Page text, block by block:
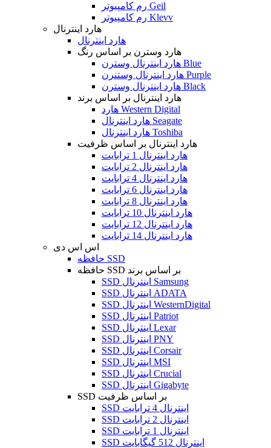
رم کامپیوتر Geil
رم کامپیوتر Klevv
هارد اینترنال
هارد اینترنال
هارد وسترن بر اساس رنگ
هارد اینترنال وسترن Blue
هارد اینترنال وستنرن Purple
هارد اینترنال وسترن Black
هارد اینترنال بر اساس برند
هارد Western Digital
هارد اینترنال Seagate
هارد اینترنال Toshiba
هارد اینترنال بر اساس ظرفیت
هارد اینترنال 1 ترابایت
هارد اینترنال 2 ترابایت
هارد اینترنال 4 ترابایت
هارد اینترنال 6 ترابایت
هارد اینترنال 8 ترابایت
هارد اینترنال 10 ترابایت
هارد اینترنال 12 ترابایت
هارد اینترنال 14 ترابایت
اس اس دی
حافظه SSD
حافظه SSD بر اساس برند
SSD اینترنال Samsung
SSD اینترنال ADATA
SSD اینترنال WesternDigital
SSD اینترنال Patriot
SSD اینترنال Lexar
SSD اینترنال PNY
SSD اینترنال Corsair
SSD اینترنال MSI
SSD اینترنال Crucial
SSD اینترنال Gigabyte
SSD بر اساس ظرفیت
SSD اینترنال 4 ترابایت
SSD اینترنال 2 ترابایت
SSD اینترنال 1 ترابایت
SSD اینترنال 512 گیگابایت